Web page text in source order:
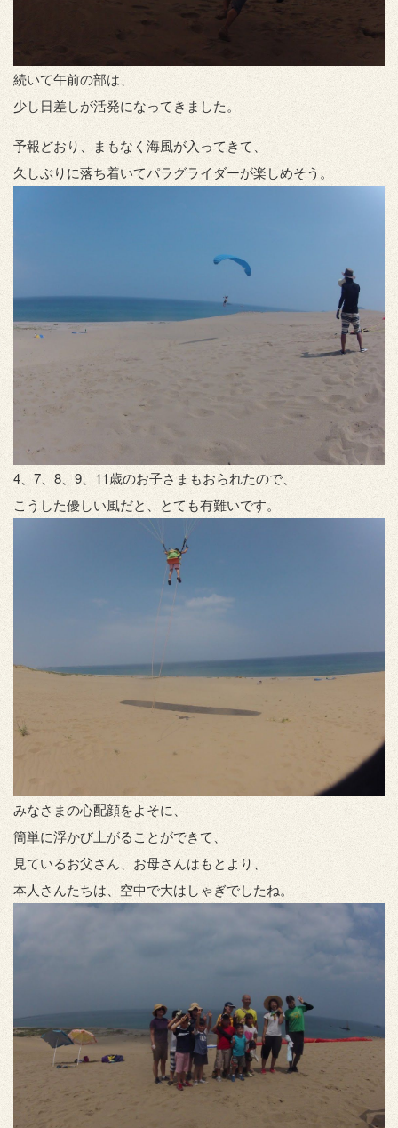
続いて午前の部は、
少し日差しが活発になってきました。
予報どおり、まもなく海風が入ってきて、
久しぶりに落ち着いてパラグライダーが楽しめそう。
4、7、8、9、11歳のお子さまもおられたので、
こうした優しい風だと、とても有難いです。
みなさまの心配顔をよそに、
簡単に浮かび上がることができて、
見ているお父さん、お母さんはもとより、
本人さんたちは、空中で大はしゃぎでしたね。